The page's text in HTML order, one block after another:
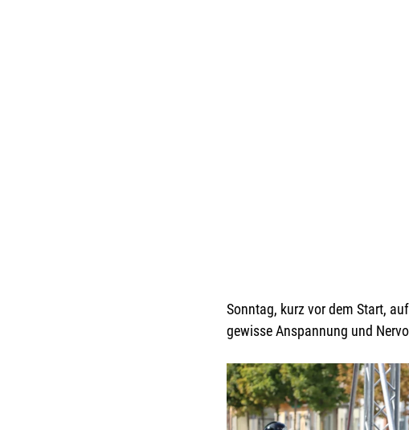
Sonntag, kurz vor dem Start,
gewisse Anspannung und